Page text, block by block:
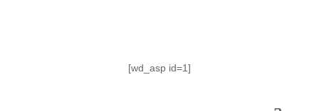
[wd_asp id=1]